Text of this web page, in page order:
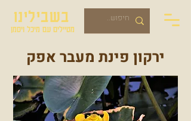
בשבילינו
מטיילים עם מיכל ויסמן
ירקון פינת מעבר אפק